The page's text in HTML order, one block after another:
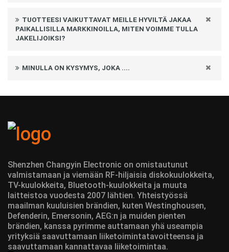
TUOTTEESI VAIKUTTAVAT MEILLE HYVILTÄ JAKAA
PAIKALLISILLA MARKKINOILLA, MITEN VOIMME TULLA
JAKELIJOIKSI?
MINULLA ON KYSYMYS, JOKA ....
Shenzhen Changyin Electronic on omistautunut
valmistamaan ja viemään RF-hiljaisia diskokuulokkeita,
TV-kuulokkeita, Bluetooth-kuulokkeita ja muuta
laitteistoa vuodesta 2007 lähtien. Yhteistyössä
maailman kuuluisien brändien, kuten Westinghousen,
Defenderin, Emersonin, AEG:n ja muiden pienten
brändien, kanssa pyrimme auttamaan yhä useampia
yrityksiä saavuttamaan liiketoimintatavoitteensa ja
saavuttamaan kannattavaa liiketoimintaa.